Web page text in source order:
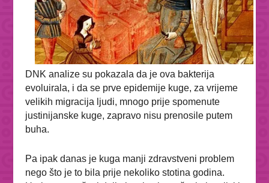
DNK analize su pokazala da je ova bakterija
evoluirala, i da se prve epidemije kuge, za vrijeme
velikih migracija ljudi, mnogo prije spomenute
justinijanske kuge, zapravo nisu prenosile putem
buha.
Pa ipak danas je kuga manji zdravstveni problem
nego što je to bila prije nekoliko stotina godina.